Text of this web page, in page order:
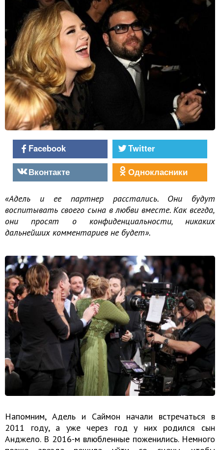
Facebook
Twitter
Вконтакте
Однокласники
«Адель и ее партнер расстались. Они будут
воспитывать своего сына в любви вместе. Как всегда,
они просят о конфиденциальности, никаких
дальнейших комментариев не будет».
Напомним, Адель и Саймон начали встречаться в
2011 году, а уже через год у них родился сын
Анджело. В 2016-м влюбленные поженились. Немного